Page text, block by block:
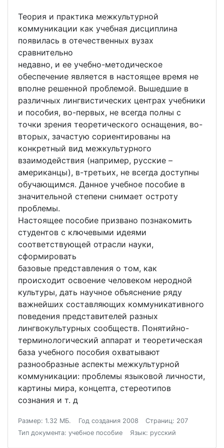
Теория и практика межкультурной
коммуникации как учебная дисциплина
появилась в отечественных вузах
сравнительно
недавно, и ее учебно-методическое
обеспечение является в настоящее время не
вполне решенной проблемой. Вышедшие в
различных лингвистических центрах учебники
и пособия, во-первых, не всегда полны с
точки зрения теоретического оснащения, во-
вторых, зачастую сориентированы на
конкретный вид межкультурного
взаимодействия (например, русские –
американцы), в-третьих, не всегда доступны
обучающимся. Данное учебное пособие в
значительной степени снимает остроту
проблемы.
Настоящее пособие призвано познакомить
студентов с ключевыми идеями
соответствующей отрасли науки,
сформировать
базовые представления о том, как
происходит освоение человеком неродной
культуры, дать научное объяснение ряду
важнейших составляющих коммуникативного
поведения представителей разных
лингвокультурных сообществ. Понятийно-
терминологический аппарат и теоретическая
база учебного пособия охватывают
разнообразные аспекты межкультурной
коммуникации: проблемы языковой личности,
картины мира, концепта, стереотипов
сознания и т. д
Размер: 1.32 МБ. Год создания 2008
Страниц: 207
Тип документа: учебное пособие
Язык: русский